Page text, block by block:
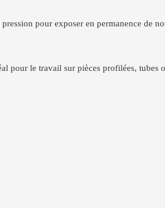
pour exposer en permanence de
pour le travail sur pièces profilées, tubes